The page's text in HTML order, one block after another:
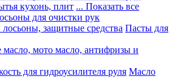
кухонь, плит ... Показать все
для очистки рук
защитные средства Пасты для
мото масло, антифризы и
для гидроусилителя руля Масло